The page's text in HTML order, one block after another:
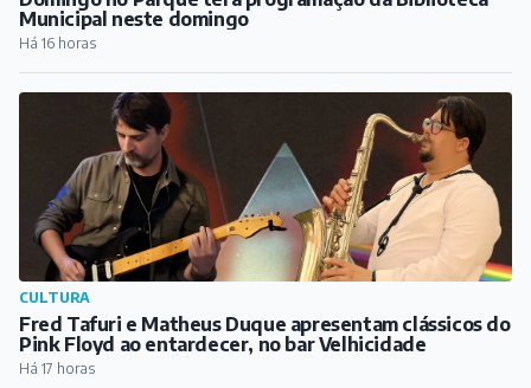
Fred Tafuri e Matheus Duque apresentam clássicos do
Pink Floyd ao entardecer, no bar Velhicidade
Há 17 horas
ESPORTE
Conheça as equipes barbacenenses que estão
disputando a Copa Barroso